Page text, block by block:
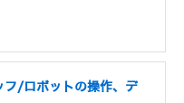
フ/ロボットの操作、デ